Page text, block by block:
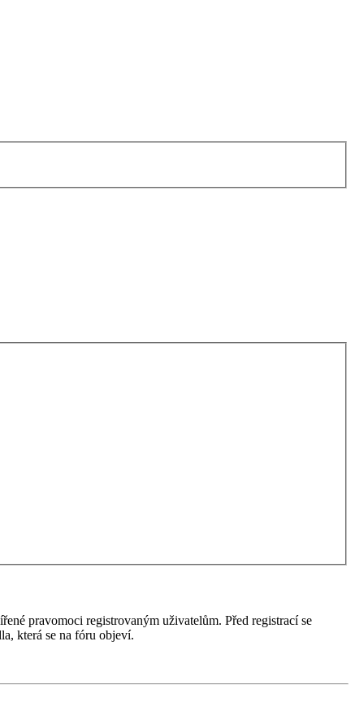
pravomoci registrovaným uživatelům. Před registrací se
která se na fóru objeví.